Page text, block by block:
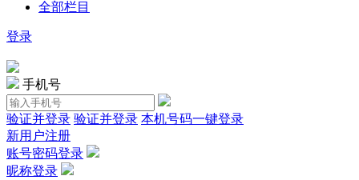
全部栏目
登录
手机号
验证并登录 验证并登录 本机号码一键登录
新用户注册
账号密码登录
昵称登录